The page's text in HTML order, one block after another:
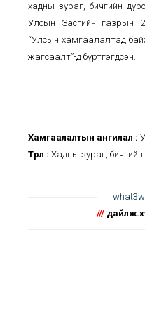
хадны зураг, бичгийн
Улсын Засгийн газрын
“Улсын хамгаалалтад байх
жагсаалт”-д бүртгэгдсэн.
Хамгаалалтын ангилал :
Төрөл : Хадны зураг, бичгийн
///